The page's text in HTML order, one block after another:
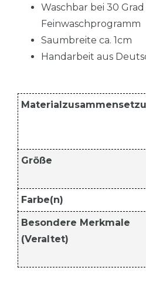
Waschbar bei 30 Grad
Feinwaschprogramm
Saumbreite ca. 1cm
Handarbeit aus
Größe
Farbe(n)
Besondere Merkmale
(Veraltet)